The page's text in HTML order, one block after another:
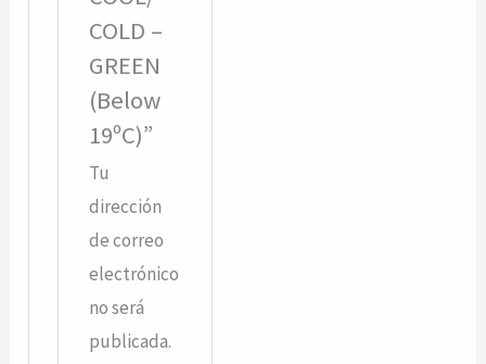
COLD –
GREEN
(Below
19ºC)”
Tu
dirección
de correo
electrónico
no será
publicada.